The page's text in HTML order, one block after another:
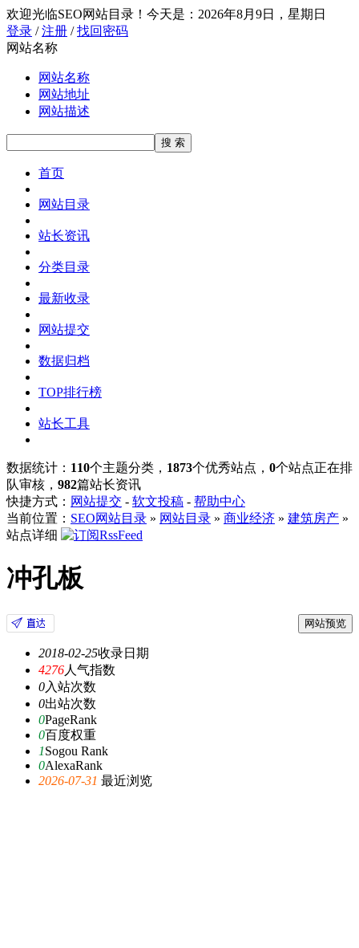
欢迎光临SEO网站目录！ 今天是：2026年8月9日，星期日
登录 /注册 /找回密码
网站名称
网站名称
网站地址
网站描述
首页
网站目录
站长资讯
分类目录
最新收录
网站提交
数据归档
TOP排行榜
站长工具
数据统计： 110个主题分类， 1873个优秀站点， 0个站点正在排
队审核， 982篇站长资讯
快捷方式： 网站提交 - 软文投稿 - 帮助中心
当前位置： SEO网站目录 » 网站目录 » 商业经济 » 建筑房产 »
站点详细
冲孔板
网站预览
2018-02-25收录日期
4276人气指数
0入站次数
0出站次数
0PageRank
0百度权重
1Sogou Rank
0AlexaRank
2026-07-31 最近浏览